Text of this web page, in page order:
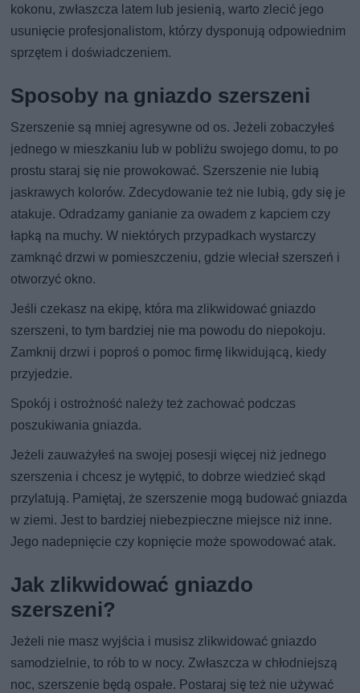
kokonu, zwłaszcza latem lub jesienią, warto zlecić jego
usunięcie profesjonalistom, którzy dysponują odpowiednim
sprzętem i doświadczeniem.
Sposoby na gniazdo szerszeni
Szerszenie są mniej agresywne od os. Jeżeli zobaczyłeś
jednego w mieszkaniu lub w pobliżu swojego domu, to po
prostu staraj się nie prowokować. Szerszenie nie lubią
jaskrawych kolorów. Zdecydowanie też nie lubią, gdy się je
atakuje. Odradzamy ganianie za owadem z kapciem czy
łapką na muchy. W niektórych przypadkach wystarczy
zamknąć drzwi w pomieszczeniu, gdzie wleciał szerszeń i
otworzyć okno.
Jeśli czekasz na ekipę, która ma zlikwidować gniazdo
szerszeni, to tym bardziej nie ma powodu do niepokoju.
Zamknij drzwi i poproś o pomoc firmę likwidującą, kiedy
przyjedzie.
Spokój i ostrożność należy też zachować podczas
poszukiwania gniazda.
Jeżeli zauważyłeś na swojej posesji więcej niż jednego
szerszenia i chcesz je wytępić, to dobrze wiedzieć skąd
przylatują. Pamiętaj, że szerszenie mogą budować gniazda
w ziemi. Jest to bardziej niebezpieczne miejsce niż inne.
Jego nadepnięcie czy kopnięcie może spowodować atak.
Jak zlikwidować gniazdo
szerszeni?
Jeżeli nie masz wyjścia i musisz zlikwidować gniazdo
samodzielnie, to rób to w nocy. Zwłaszcza w chłodniejszą
noc, szerszenie będą ospałe. Postaraj się też nie używać